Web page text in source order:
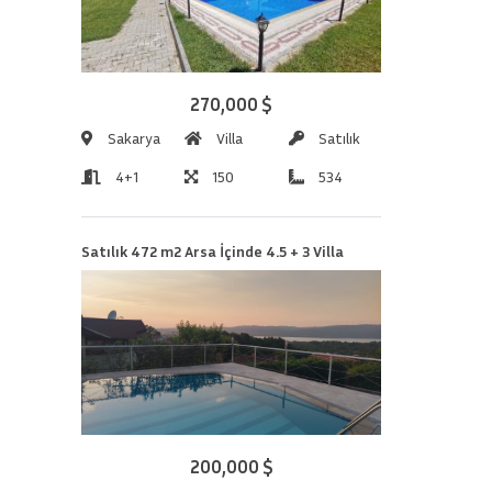
270,000 $
Sakarya Villa Satılık
4+1 150 534
Satılık 472 m2 Arsa İçinde 4.5 + 3 Villa
200,000 $